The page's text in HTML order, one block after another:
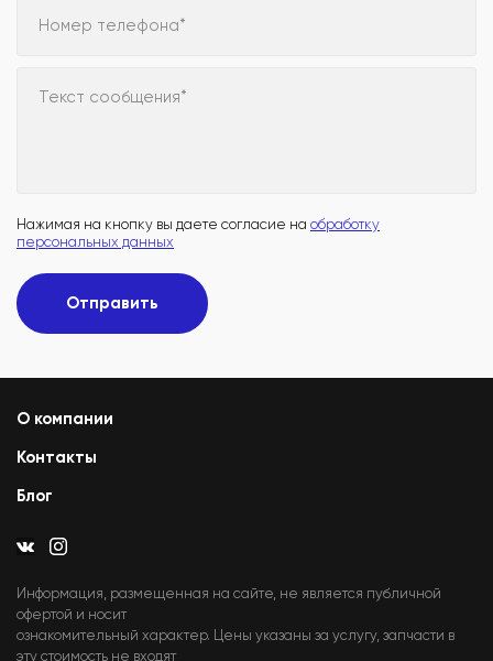
Номер телефона*
Текст сообщения*
Нажимая на кнопку вы даете согласие на обработку
персональных данных
Отправить
О компании
Контакты
Блог
Информация, размещенная на сайте, не является публичной
офертой и носит
ознакомительный характер. Цены указаны за услугу, запчасти в
эту стоимость не входят